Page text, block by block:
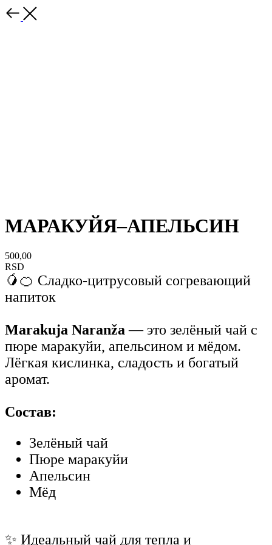
МАРАКУЙЯ–АПЕЛЬСИН
500,00
RSD
🥭🍊 Сладко-цитрусовый согревающий
напиток
Marakuja Naranža — это зелёный чай с
пюре маракуйи, апельсином и мёдом.
Лёгкая кислинка, сладость и богатый
аромат.
Состав:
Зелёный чай
Пюре маракуйи
Апельсин
Мёд
✨ Идеальный чай для тепла и